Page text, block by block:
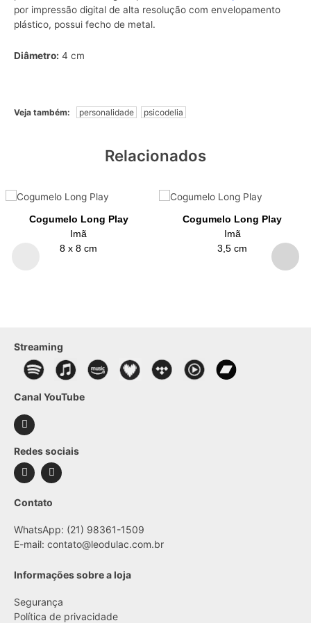
por impressão digital de alta resolução com envelopamento
plástico, possui fecho de metal.
Diâmetro: 4 cm
Veja também: personalidade psicodelia
Relacionados
Cogumelo Long Play
Imã
8 x 8 cm
Cogumelo Long Play
Imã
3,5 cm
Streaming
Canal YouTube
Redes sociais
Contato
WhatsApp: (21) 98361-1509
E-mail: contato@leodulac.com.br
Informações sobre a loja
Segurança
Política de privacidade